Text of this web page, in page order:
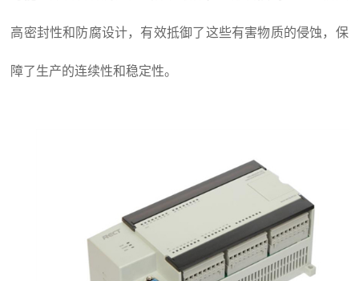
高密封性和防腐设计，有效抵御了这些有害物质的侵蚀，保
障了生产的连续性和稳定性。